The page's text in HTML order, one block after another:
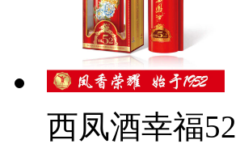
西凤酒幸福52